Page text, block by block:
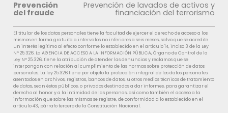
Prevención
del fraude
Prevención de lavados de activos y
financiación del terrorismo
El titular de los datos personales tiene la facultad de ejercer el derecho de acceso a los
mismos en forma gratuita a intervalos no inferiores a seis meses, salvo que se acredite
un interés legítimo al efecto conforme lo establecido en el artículo 14, inciso 3 de la Ley
Nº 25.326. La AGENCIA DE ACCESO A LA INFORMACIÓN PÚBLICA, Órgano de Control de la
Ley Nº 25.326, tiene la atribución de atender las denuncias y reclamos que se
interpongan con relación al cumplimiento de las normas sobre protección de datos
personales. La ley 25.326 tiene por objeto la protección integral de los datos personales
asentados en archivos, registros, bancos de datos, u otros medios técnicos de tratamiento
de datos, sean éstos públicos, o privados destinados a dar informes, para garantizar el
derecho al honor y a la intimidad de las personas, así como también el acceso a la
información que sobre las mismas se registre, de conformidad a lo establecido en el
artículo 43, párrafo tercero de la Constitución Nacional.